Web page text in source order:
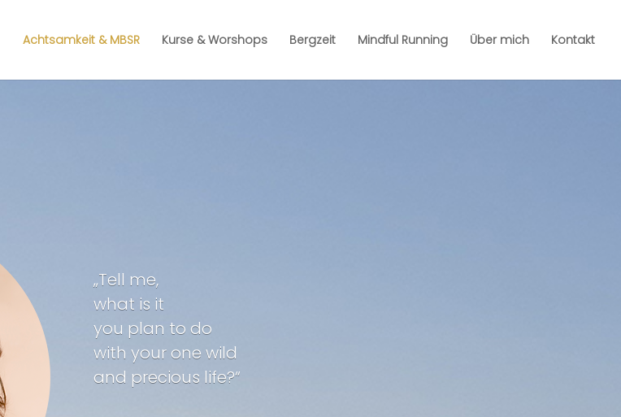
Achtsamkeit & MBSR Kurse & Worshops Bergzeit Mindful Running Über mich Kontakt
„Tell me,
what is it
you plan to do
with your one wild
and precious life?“